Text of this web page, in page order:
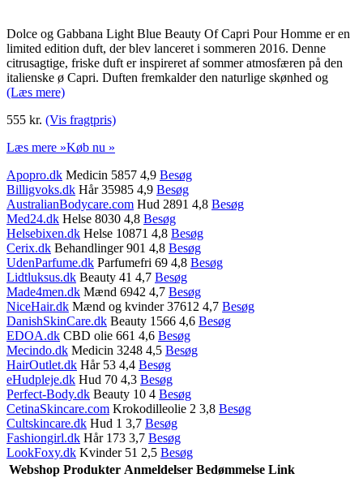
Dolce og Gabbana Light Blue Beauty Of Capri Pour Homme er en
limited edition duft, der blev lanceret i sommeren 2016. Denne
citrusagtige, friske duft er inspireret af sommer atmosfæren på den
italienske ø Capri. Duften fremkalder den naturlige skønhed og
(Læs mere)
555 kr. (Vis fragtpris)
Læs mere »Køb nu »
Apopro.dk Medicin 5857 4,9 Besøg
Billigvoks.dk Hår 35985 4,9 Besøg
AustralianBodycare.com Hud 2891 4,8 Besøg
Med24.dk Helse 8030 4,8 Besøg
Helsebixen.dk Helse 10871 4,8 Besøg
Cerix.dk Behandlinger 901 4,8 Besøg
UdenParfume.dk Parfumefri 69 4,8 Besøg
Lidtluksus.dk Beauty 41 4,7 Besøg
Made4men.dk Mænd 6942 4,7 Besøg
NiceHair.dk Mænd og kvinder 37612 4,7 Besøg
DanishSkinCare.dk Beauty 1566 4,6 Besøg
EDOA.dk CBD olie 661 4,6 Besøg
Mecindo.dk Medicin 3248 4,5 Besøg
HairOutlet.dk Hår 53 4,4 Besøg
eHudpleje.dk Hud 70 4,3 Besøg
Perfect-Body.dk Beauty 10 4 Besøg
CetinaSkincare.com Krokodilleolie 2 3,8 Besøg
Cultskincare.dk Hud 1 3,7 Besøg
Fashiongirl.dk Hår 173 3,7 Besøg
LookFoxy.dk Kvinder 51 2,5 Besøg
Webshop Produkter Anmeldelser Bedømmelse Link